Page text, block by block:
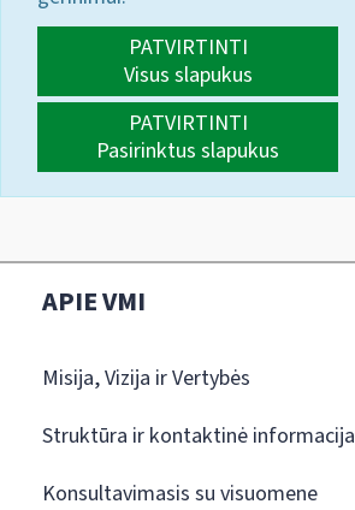
PATVIRTINTI
Visus slapukus
PATVIRTINTI
Pasirinktus slapukus
APIE VMI
Misija, Vizija ir Vertybės
Struktūra ir kontaktinė informacija
Konsultavimasis su visuomene